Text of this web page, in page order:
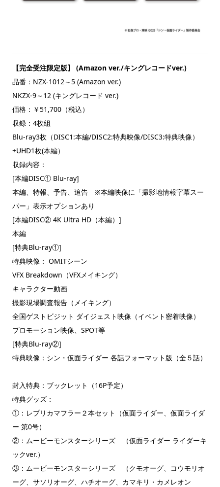
【完全受注限定版】 (Amazon ver./キングレコードver.)
品番：NZX-1012～5 (Amazon ver.)
NKZX-9～12 (キングレコード ver.)
価格：￥51,700（税込）
収録：4枚組
Blu-ray3枚（DISC1:本編/DISC2:特典映像/DISC3:特典映像）
+UHD1枚(本編）
収録内容：
[本編DISC① Blu-ray]
本編、特報、予告、追告 ※本編映像に「撮影地情報字幕スー
パー」表示オプションあり
[本編DISC② 4K Ultra HD（本編）]
本編
[特典Blu-ray①]
特典映像： OMITシーン
VFX Breakdown（VFXメイキング）
キャラクター動画
撮影現場調査報告（メイキング）
全国ゲストビジット ダイジェスト映像（イベント密着映像）
プロモーション映像、SPOT等
[特典Blu-ray②]
特典映像：シン・仮面ライダー 各話フォーマット版（全５話）
封入特典：ブックレット（16P予定）
特典グッズ：
①：レプリカマフラー２本セット（仮面ライダー、仮面ライダ
ー 第0号）
②：ムービーモンスターシリーズ （仮面ライダー ライダーキ
ックver.）
③：ムービーモンスターシリーズ （クモオーグ、コウモリオ
ーグ、サソリオーグ、ハチオーグ、カマキリ・カメレオン